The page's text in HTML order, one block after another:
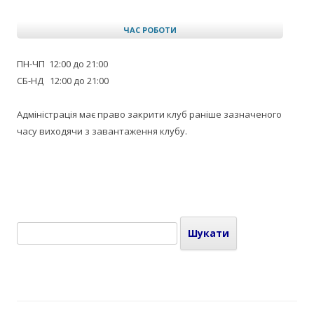
ЧАС РОБОТИ
ПН-ЧП 12:00 до 21:00
СБ-НД 12:00 до 21:00
Адміністрація має право закрити клуб раніше зазначеного
часу виходячи з завантаження клубу.
Пошук: